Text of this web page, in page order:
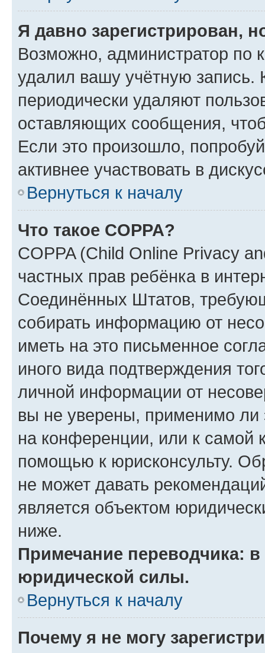
Я давно зарегистрирован,
Возможно, администратор по
удалил вашу учётную запись.
периодически удаляют
оставляющих сообщения,
Если это произошло,
активнее участвовать в
Вернуться к началу
Что такое COPPA?
COPPA (Child Online Privacy
частных прав ребёнка в
Соединённых Штатов,
собирать информацию от
иметь на это письменное
иного вида подтверждения
личной информации от
вы не уверены, применимо ли
на конференции, или к самой
помощью к юрисконсульту.
не может давать
является объектом
ниже.
Примечание переводчика:
юридической силы.
Вернуться к началу
Почему я не могу